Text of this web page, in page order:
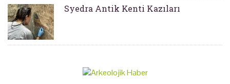
Syedra Antik Kenti Kazıları